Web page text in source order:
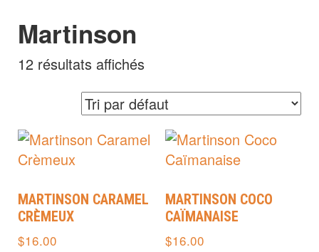
Martinson
12 résultats affichés
MARTINSON CARAMEL
CRÈMEUX
$16.00
MARTINSON COCO
CAÏMANAISE
$16.00